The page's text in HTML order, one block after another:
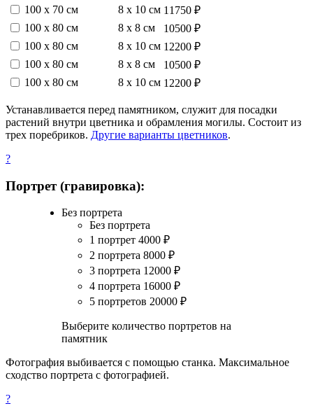
100 х 70 см
8 х 10 см 11750 ₽
100 х 80 см
8 х 8 см
10500 ₽
100 х 80 см
8 х 10 см 12200 ₽
100 х 80 см
8 х 8 см
10500 ₽
100 х 80 см
8 х 10 см 12200 ₽
Устанавливается перед памятником, служит для посадки
растений внутри цветника и обрамления могилы. Состоит из
трех поребриков. Другие варианты цветников.
?
Портрет (гравировка):
Без портрета
Без портрета
1 портрет 4000 ₽
2 портрета 8000 ₽
3 портрета 12000 ₽
4 портрета 16000 ₽
5 портретов 20000 ₽
Выберите количество портретов на
памятник
Фотография выбивается с помощью станка. Максимальное
сходство портрета с фотографией.
?